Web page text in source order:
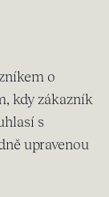
o
kdy zákazník
s
upravenou